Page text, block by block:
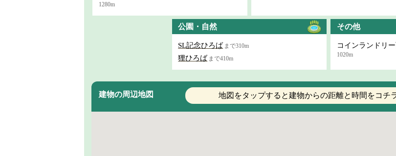
1280m
公園・自然
SL記念ひろば まで310m
狸ひろば まで410m
その他
コインランドリー
1020m
建物の周辺地図 地図をタップすると建物からの距離と時間をコチ